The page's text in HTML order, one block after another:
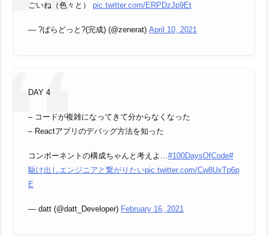
ごいね（色々と） pic.twitter.com/ERPDzJp9Et
— ?ぱらどっと?(完成) (@zenerat) April 10, 2021
DAY 4
– コードが複雑になってきて分からなくなった
– Reactアプリのデバッグ方法を知った
コンポーネントの構成ちゃんと考えよ… #100DaysOfCode#
駆け出しエンジニアと繋がりたいpic.twitter.com/Cw8UxTp6p
E
— datt (@datt_Developer) February 16, 2021